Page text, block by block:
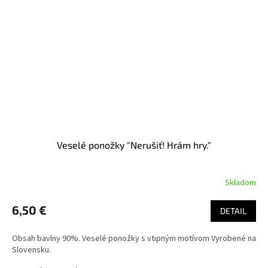
Veselé ponožky "Nerušiť! Hrám hry."
Skladom
6,50 € DETAIL
Obsah bavlny 90%. Veselé ponožky s vtipným motívom Vyrobené na
Slovensku.